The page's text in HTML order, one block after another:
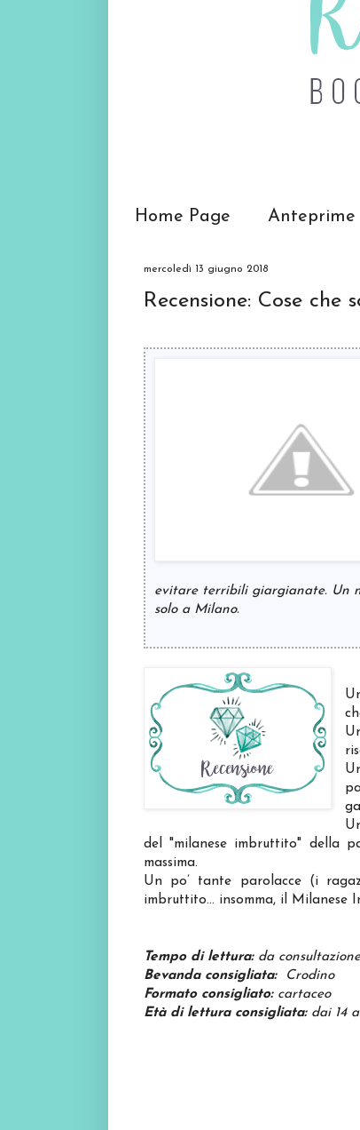
Home Page Anteprime
mercoledì 13 giugno 2018
Recensione: Cose
evitare terribili giargianate. Un
solo a Milano.
del "milanese imbruttito" della
massima.
Un po’ tante parolacce (i
imbruttito… insomma, il Milanese
Tempo di lettura:da consultazione
Bevanda consigliata:
Crodino
Formato consigliato: cartaceo
Età di lettura consigliata:dai 14